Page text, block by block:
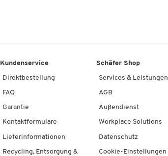
Kundenservice
Direktbestellung
FAQ
Garantie
Kontaktformulare
Lieferinformationen
Recycling, Entsorgung &
Schäfer Shop
Services & Leistungen
AGB
Außendienst
Workplace Solutions
Datenschutz
Cookie-Einstellungen